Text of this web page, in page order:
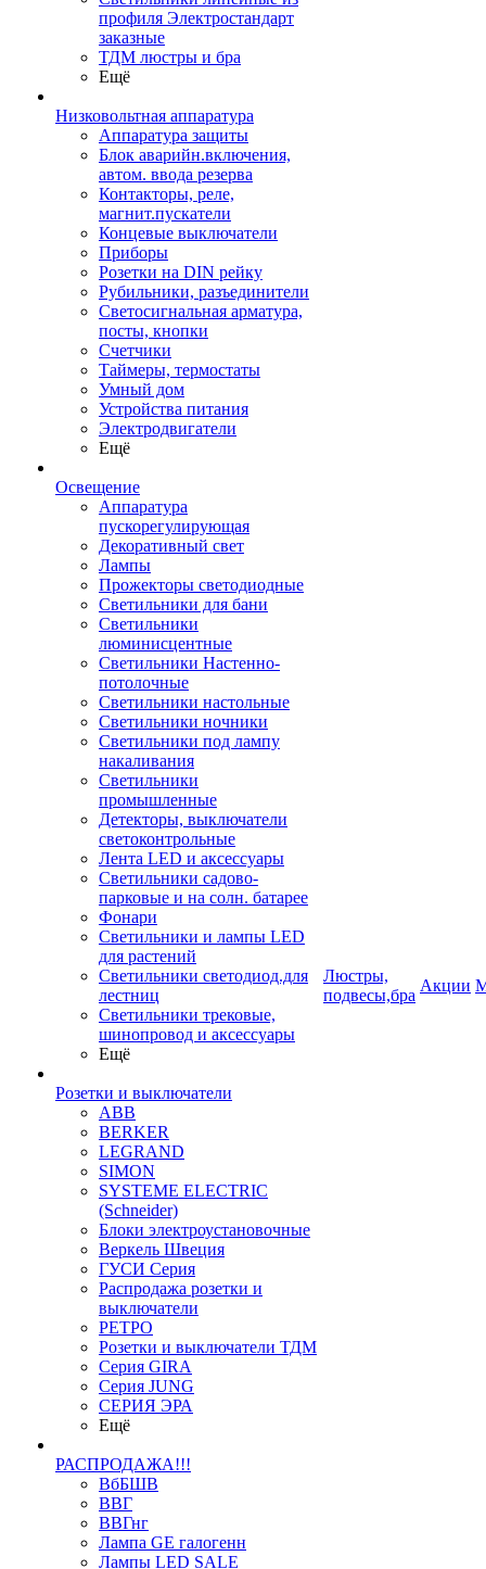
профиля Электростандарт
заказные
ТДМ люстры и бра
Ещё
Низковольтная аппаратура
Аппаратура защиты
Блок аварийн.включения,
автом. ввода резерва
Контакторы, реле,
магнит.пускатели
Концевые выключатели
Приборы
Розетки на DIN рейку
Рубильники, разъединители
Светосигнальная арматура,
посты, кнопки
Счетчики
Таймеры, термостаты
Умный дом
Устройства питания
Электродвигатели
Ещё
Освещение
Аппаратура
пускорегулирующая
Декоративный свет
Лампы
Прожекторы светодиодные
Светильники для бани
Светильники
люминисцентные
Светильники Настенно-
потолочные
Светильники настольные
Светильники ночники
Светильники под лампу
накаливания
Светильники
промышленные
Детекторы, выключатели
светоконтрольные
Лента LED и аксессуары
Светильники садово-
парковые и на солн. батарее
Фонари
Светильники и лампы LED
для растений
Светильники светодиод.для
лестниц
Светильники трековые,
шинопровод и аксессуары
Ещё
Розетки и выключатели
ABB
BERKER
LEGRAND
SIMON
SYSTEME ELECTRIC
(Schneider)
Блоки электроустановочные
Веркель Швеция
ГУСИ Серия
Распродажа розетки и
выключатели
РЕТРО
Розетки и выключатели ТДМ
Серия GIRA
Серия JUNG
СЕРИЯ ЭРА
Ещё
РАСПРОДАЖА!!!
ВбБШВ
ВВГ
ВВГнг
Лампа GE галогенн
Лампы LED SALE
Люстры,
подвесы,бра
Акции